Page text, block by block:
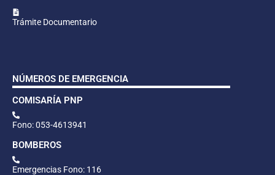
Trámite Documentario
NÚMEROS DE EMERGENCIA
COMISARÍA PNP
Fono: 053-4613941
BOMBEROS
Emergencias Fono: 116